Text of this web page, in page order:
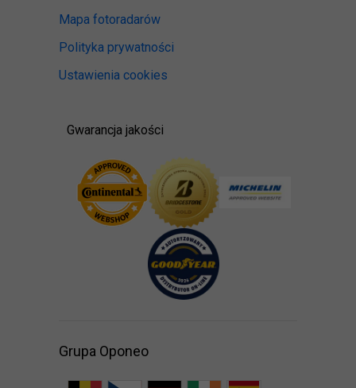
Mapa fotoradarów
Polityka prywatności
Ustawienia cookies
Gwarancja jakości
Grupa Oponeo